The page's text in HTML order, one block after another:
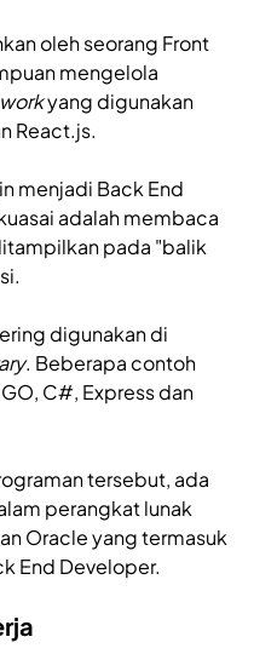
oleh seorang Front
mengelola
yang digunakan
React.js.
menjadi Back End
adalah membaca
pada "balik
digunakan di
. Beberapa contoh
C#, Express dan
tersebut, ada
perangkat lunak
Oracle yang termasuk
End Developer.